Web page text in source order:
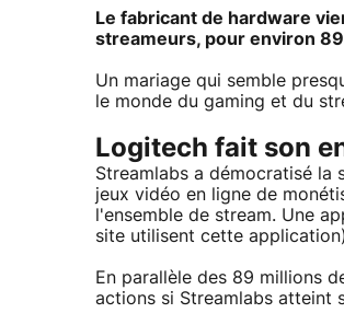
Le fabricant de hardware
streameurs, pour environ
Un mariage qui semble
le monde du gaming et du
Logitech fait son
Streamlabs a démocratisé la
jeux vidéo en ligne de
l'ensemble de stream. Une
site utilisent cette
En parallèle des 89 millions
actions si Streamlabs atteint